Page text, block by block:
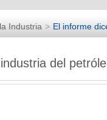
Industria El informe
del